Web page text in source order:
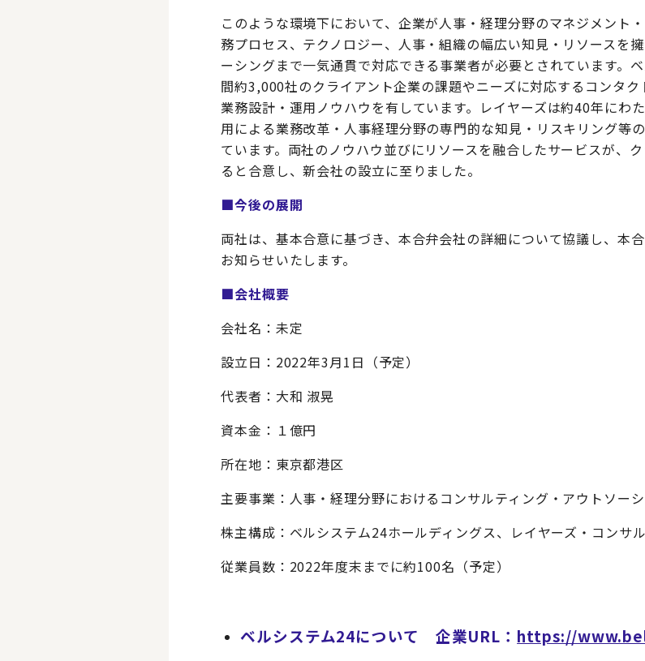
このような環境下において、企業が人事・経理分野のマネジメント
務プロセス、テクノロジー、人事・組織の幅広い知見・リソースを
ーシングまで一気通貫で対応できる事業者が必要とされています。
間約3,000社のクライアント企業の課題やニーズに対応するコンタ
業務設計・運用ノウハウを有しています。レイヤーズは約40年にわ
用による業務改革・人事経理分野の専門的な知見・リスキリング等
ています。両社のノウハウ並びにリソースを融合したサービスが、
ると合意し、新会社の設立に至りました。
■今後の展開
両社は、基本合意に基づき、本合弁会社の詳細について協議し、本
お知らせいたします。
■会社概要
会社名：未定
設立日：2022年3月1日（予定）
代表者：大和 淑晃
資本金：１億円
所在地：東京都港区
主要事業：人事・経理分野におけるコンサルティング・アウトソー
株主構成：ベルシステム24ホールディングス、レイヤーズ・コンサ
従業員数：2022年度末までに約100名（予定）
ベルシステム24について 企業URL： https://